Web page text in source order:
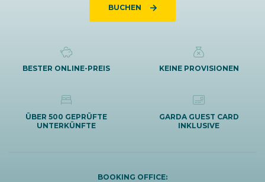
BUCHEN
BESTER ONLINE-PREIS KEINE PROVISIONEN
ÜBER 500 GEPRÜFTE
UNTERKÜNFTE
GARDA GUEST CARD
INKLUSIVE
BOOKING OFFICE: